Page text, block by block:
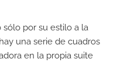
sólo por su estilo a la
una serie de cuadros
en la propia suite